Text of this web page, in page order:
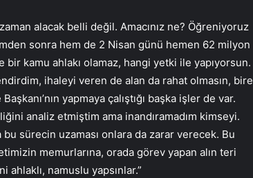
alacak belli değil. Amacınız ne? Öğreniyoruz
sonra hem de 2 Nisan günü hemen 62 milyon
kamu ahlakı olamaz, hangi yetki ile yapıyorsun.
ihaleyi veren de alan da rahat olmasın, bire
yapmaya çalıştığı başka işler de var.
analiz etmiştim ama inandıramadım kimseyi.
sürecin uzaması onlara da zarar verecek. Bu
memurlarına, orada görev yapan alın teri
namuslu yapsınlar.”